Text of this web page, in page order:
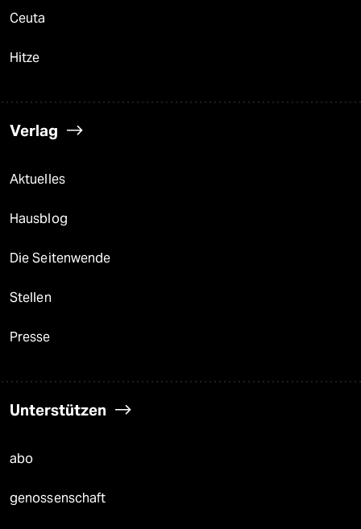
Ceuta
Hitze
Verlag
Aktuelles
Hausblog
Die Seitenwende
Stellen
Presse
Unterstützen
abo
genossenschaft